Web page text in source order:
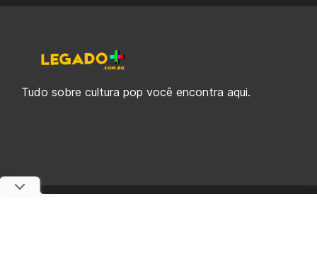
Tudo sobre cultura pop você encontra aqui.